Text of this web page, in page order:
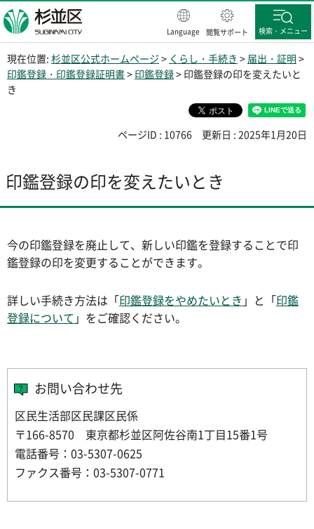
杉並区
Language 閲覧サポート 検索・メニュー
現在位置: 杉並区公式ホームページ > くらし・手続き > 届出・証明 >
印鑑登録・印鑑登録証明書> 印鑑登録> 印鑑登録の印を変えたいと
き
ページID : 10766 更新日 : 2025年1月20日
印鑑登録の印を変えたいとき
今の印鑑登録を廃止して、新しい印鑑を登録することで印
鑑登録の印を変更することができます。
詳しい手続き方法は「印鑑登録をやめたいとき 」と「印鑑
登録について 」をご確認ください。
お問い合わせ先
区民生活部区民課区民係
〒166-8570 東京都杉並区阿佐谷南1丁目15番1号
電話番号：03-5307-0625
ファクス番号：03-5307-0771